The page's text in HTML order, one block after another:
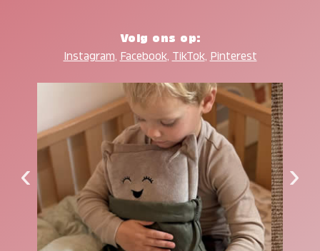
Volg ons op:
Instagram, Facebook, TikTok, Pinterest
‹ ›